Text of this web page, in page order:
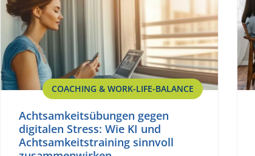
COACHING & WORK-LIFE-BALANCE
Achtsamkeitsübungen gegen
digitalen Stress: Wie KI und
Achtsamkeitstraining sinnvoll